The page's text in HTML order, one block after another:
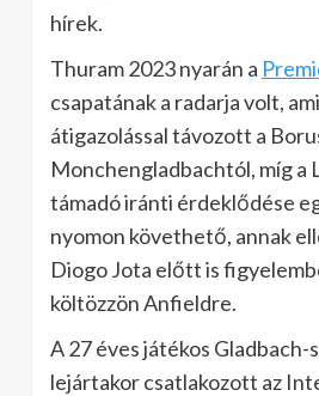
hírek.
Thuram 2023 nyarán a
csapatának a radarja volt,
átigazolással távozott a
Monchengladbachtól, míg a
támadó iránti érdeklődése
nyomon követhető, annak
Diogo Jota előtt is
költözzön Anfieldre.
A 27 éves játékos
lejártakor csatlakozott az